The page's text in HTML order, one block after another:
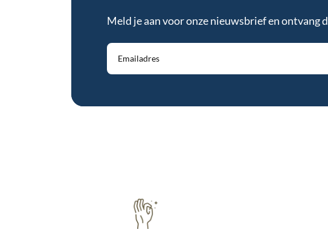
Meld je aan voor onze nieuwsbrief en ontvang